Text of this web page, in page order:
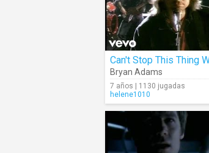
Bryan Adams
7 años | 1130 jugadas
helene1010